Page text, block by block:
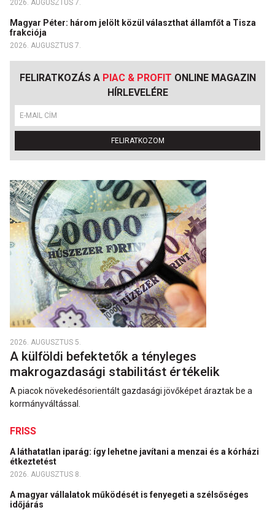
2026. AUGUSZTUS 7.
Magyar Péter: három jelölt közül választhat államfőt a Tisza
frakciója
2026. AUGUSZTUS 7.
FELIRATKOZÁS A PIAC & PROFIT ONLINE MAGAZIN
HÍRLEVELÉRE
FELIRATKOZOM
2026. AUGUSZTUS 5.
A külföldi befektetők a tényleges
makrogazdasági stabilitást értékelik
A piacok növekedésorientált gazdasági jövőképet áraztak be a
kormányváltással.
FRISS
A láthatatlan iparág: így lehetne javítani a menzai és a kórházi
étkeztetést
2026. AUGUSZTUS 8.
A magyar vállalatok működését is fenyegeti a szélsőséges
időjárás